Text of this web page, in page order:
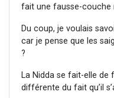
fait une fausse-couche
Du coup, je voulais
car je pense que les
?
La Nidda se fait-elle de
différente du fait qu’il